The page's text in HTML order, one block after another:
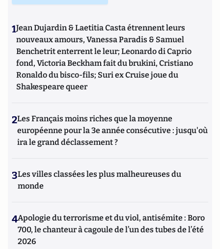
1Jean Dujardin & Laetitia Casta étrennent leurs
nouveaux amours, Vanessa Paradis & Samuel
Benchetrit enterrent le leur; Leonardo di Caprio
fond, Victoria Beckham fait du brukini, Cristiano
Ronaldo du bisco-fils; Suri ex Cruise joue du
Shakespeare queer
2Les Français moins riches que la moyenne
européenne pour la 3e année consécutive : jusqu'où
ira le grand déclassement ?
3Les villes classées les plus malheureuses du
monde
4Apologie du terrorisme et du viol, antisémite : Boro
700, le chanteur à cagoule de l’un des tubes de l’été
2026